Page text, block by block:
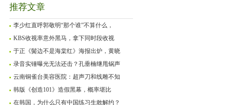
推荐文章
李少红直呼郭敬明“那个谁”不算什么，
KBS收视率意外黑马，拿下同时段收视
于正《鬓边不是海棠红》海报出炉，黄晓
录音实锤曝光无法还击？孔垂楠继甩锅声
云南铜雀台美容医院：超声刀和线雕不知
韩版《创造101》造假黑幕，概率堪比
在韩国，为什么只有中国练习生敢解约？